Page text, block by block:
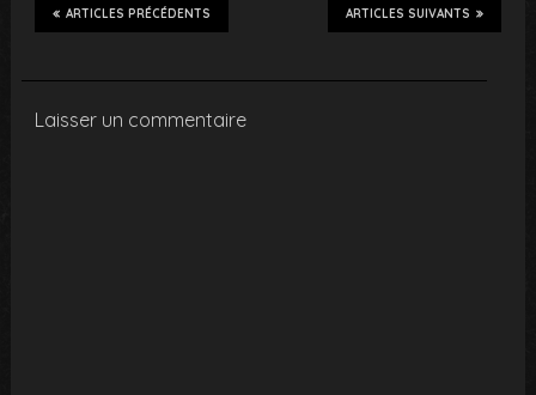
ARTICLES SUIVANTS
ARTICLES PRÉCÉDENTS
Laisser un commentaire